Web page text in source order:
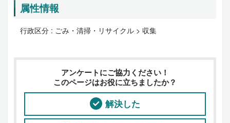
属性情報
行政区分 : ごみ・清掃・リサイクル > 収集
アンケートにご協力ください！
このページはお役に立ちましたか？
解決した